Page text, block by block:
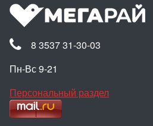
8 3537 31-30-03
Пн-Вс 9-21
Персональный раздел